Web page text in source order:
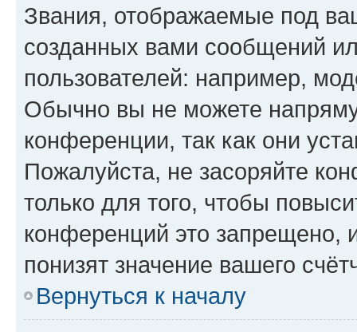
Звания, отображаемые под
созданных вами сообщений
пользователей: например,
Обычно вы не можете
конференции, так как они
Пожалуйста, не засоряйте
только для того, чтобы
конференций это запрещено,
понизят значение вашего
Вернуться к началу